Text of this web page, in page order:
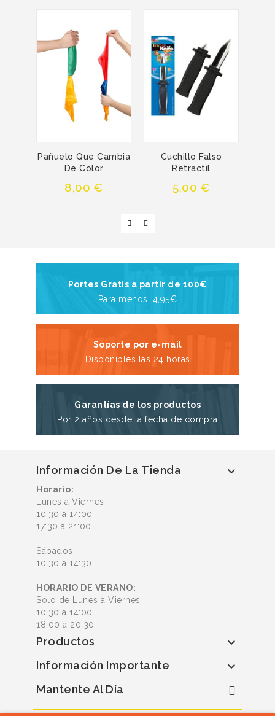
Pañuelo Que Cambia
De Color
Precio
8,00 €
Cuchillo Falso
Retractil
Precio
5,00 €
Portes Gratis a partir de 100€
Para menos, 4,95€
Soporte por e-mail
Disponibles las 24 horas
Garantías de los productos
Por 2 años desde la fecha de compra
Información De La Tienda 
Horario:
Lunes a Viernes
10:30 a 14:00
17:30 a 21:00
Sábados:
10:30 a 14:30
HORARIO DE VERANO:
Solo de Lunes a Viernes
10:30 a 14:00
18:00 a 20:30
Productos 
Información Importante 
Mantente Al Día